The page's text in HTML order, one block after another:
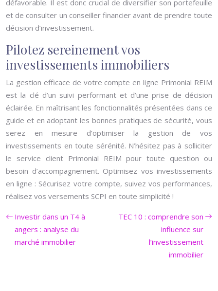
défavorable. Il est donc crucial de diversifier son portefeuille
et de consulter un conseiller financier avant de prendre toute
décision d’investissement.
Pilotez sereinement vos
investissements immobiliers
La gestion efficace de votre compte en ligne Primonial REIM
est la clé d’un suivi performant et d’une prise de décision
éclairée. En maîtrisant les fonctionnalités présentées dans ce
guide et en adoptant les bonnes pratiques de sécurité, vous
serez en mesure d’optimiser la gestion de vos
investissements en toute sérénité. N’hésitez pas à solliciter
le service client Primonial REIM pour toute question ou
besoin d’accompagnement. Optimisez vos investissements
en ligne : Sécurisez votre compte, suivez vos performances,
réalisez vos versements SCPI en toute simplicité !
Investir dans un T4 à
angers : analyse du
marché immobilier
TEC 10 : comprendre son
influence sur
l’investissement
immobilier